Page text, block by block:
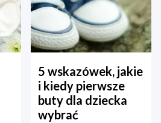
5 wskazówek, jakie
i kiedy pierwsze
buty dla dziecka
wybrać